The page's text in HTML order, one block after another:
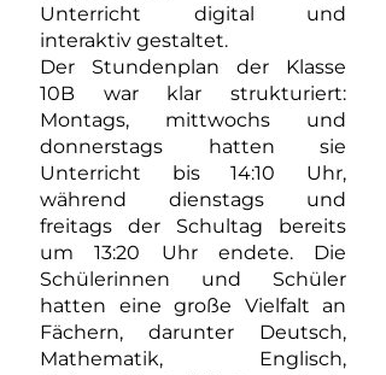
Unterricht digital und
interaktiv gestaltet.
Der Stundenplan der Klasse
10B war klar strukturiert:
Montags, mittwochs und
donnerstags hatten sie
Unterricht bis 14:10 Uhr,
während dienstags und
freitags der Schultag bereits
um 13:20 Uhr endete. Die
Schülerinnen und Schüler
hatten eine große Vielfalt an
Fächern, darunter Deutsch,
Mathematik, Englisch,